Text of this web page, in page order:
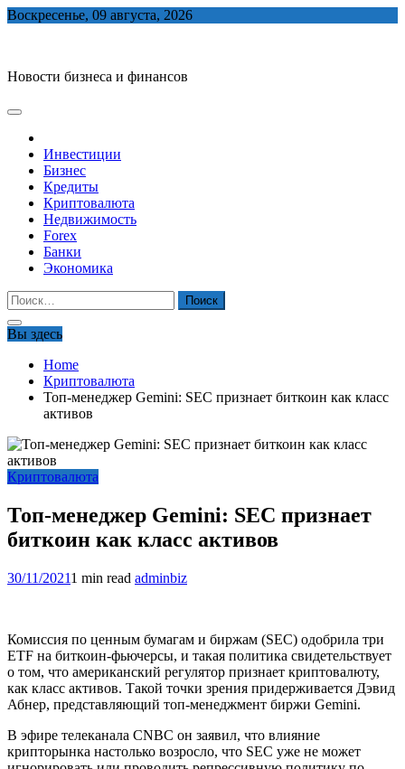
Skip
Воскресенье, 09 августа, 2026
Новости бизнеса и финансов
Инвестиции
Бизнес
Кредиты
Криптовалюта
Недвижимость
Forex
Банки
Экономика
Найти:
Вы здесь
Home
Криптовалюта
Топ-менеджер Gemini: SEC признает биткоин как класс
активов
Криптовалюта
Топ-менеджер Gemini: SEC признает
биткоин как класс активов
30/11/20211 min read adminbiz
Комиссия по ценным бумагам и биржам (SEC) одобрила три
ETF на биткоин-фьючерсы, и такая политика свидетельствует
о том, что американский регулятор признает криптовалюту,
как класс активов. Такой точки зрения придерживается Дэвид
Абнер, представляющий топ-менеджмент биржи Gemini.
В эфире телеканала CNBC он заявил, что влияние
крипторынка настолько возросло, что SEC уже не может